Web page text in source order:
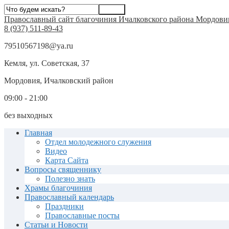
Православный сайт благочиния Ичалковского района
8 (937) 511-89-43
79510567198@ya.ru
Кемля, ул. Советская, 37
Мордовия, Ичалковский район
09:00 - 21:00
без выходных
Главная
Отдел молодежного служения
Видео
Карта Сайта
Вопросы священнику
Полезно знать
Храмы благочиния
Православный календарь
Праздники
Православные посты
Статьи и Новости